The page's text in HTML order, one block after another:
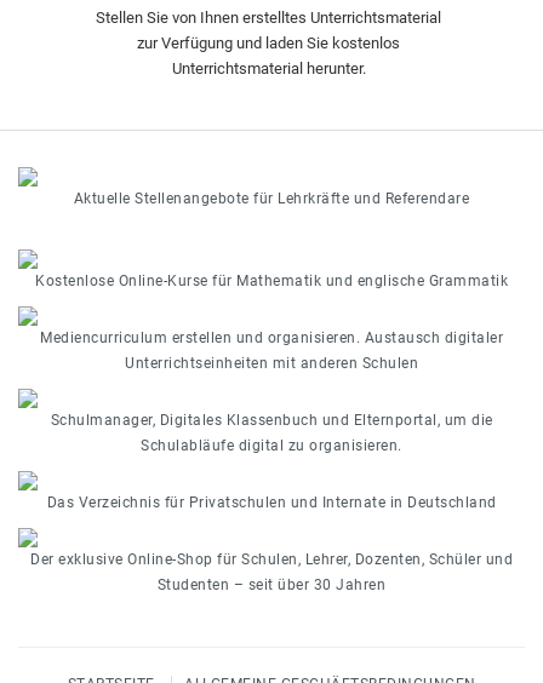
Stellen Sie von Ihnen erstelltes Unterrichtsmaterial
zur Verfügung und laden Sie kostenlos
Unterrichtsmaterial herunter.
Aktuelle Stellenangebote für Lehrkräfte und Referendare
Kostenlose Online-Kurse für Mathematik und englische Grammatik
Mediencurriculum erstellen und organisieren. Austausch digitaler
Unterrichtseinheiten mit anderen Schulen
Schulmanager, Digitales Klassenbuch und Elternportal, um die
Schulabläufe digital zu organisieren.
Das Verzeichnis für Privatschulen und Internate in Deutschland
Der exklusive Online-Shop für Schulen, Lehrer, Dozenten, Schüler und
Studenten – seit über 30 Jahren